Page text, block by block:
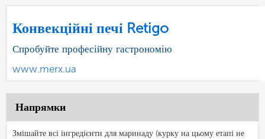
Конвекційні печі Retigo
Спробуйте професійну гастрономію
www.merx.ua
Напрямки
Змішайте всі інгредієнти для маринаду (курку на цьому етапі не